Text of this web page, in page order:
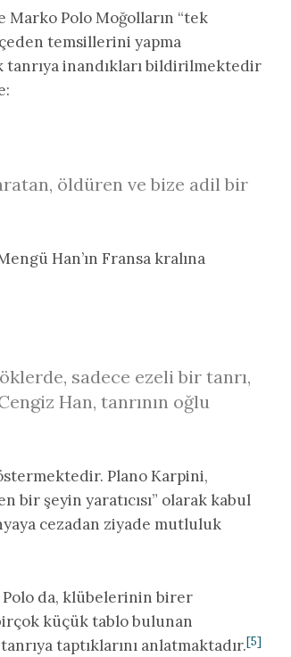
Marko Polo Moğolların “tek
temsillerini yapma
tanrıya inandıkları bildirilmektedir
öldüren ve bize adil bir
Han’ın Fransa kralına
sadece ezeli bir tanrı,
Han, tanrının oğlu
Plano Karpini,
bir şeyin yaratıcısı” olarak kabul
cezadan ziyade mutluluk
Polo da, klübelerinin birer
küçük tablo bulunan
taptıklarını anlatmaktadır.[5]